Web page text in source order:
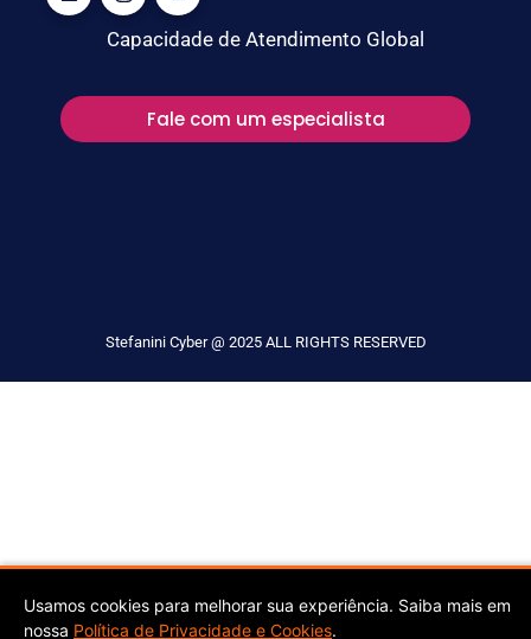
Capacidade de Atendimento Global
Fale com um especialista
Usamos cookies para melhorar sua experiência. Saiba mais em
nossa Política de Privacidade e Cookies.
Stefanini Cyber @ 2025 ALL RIGHTS RESERVED